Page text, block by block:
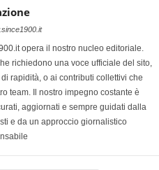
opera il nostro nucleo editoriale.
richiedono una voce ufficiale del sito,
rapidità, o ai contributi collettivi che
team. Il nostro impegno costante è
aggiornati e sempre guidati dalla
e da un approccio giornalistico